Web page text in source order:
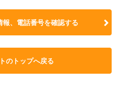
、電話番号を確認する
のトップへ戻る